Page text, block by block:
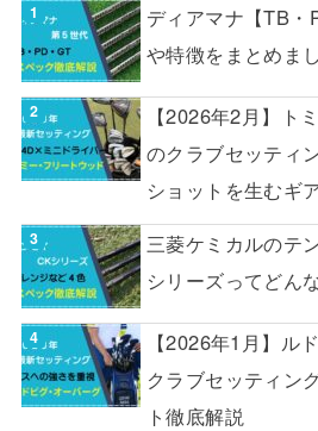
ディアマナ【TB・
や特徴をまとめま
【2026年2月】ト
のクラブセッティ
ショットを生むギ
三菱ケミカルのテ
シリーズってどん
【2026年1月】ル
クラブセッティン
ト徹底解説